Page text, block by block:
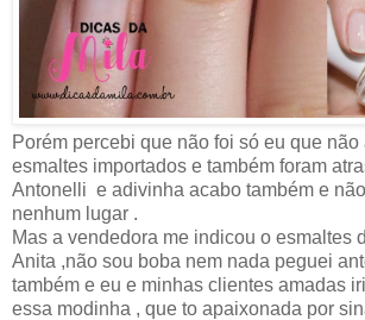
Porém percebi que não foi só eu que
esmaltes importados e também foram
Antonelli e adivinha acabo também e
nenhum lugar .
Mas a vendedora me indicou o esmaltes
Anita ,não sou boba nem nada peguei
também e eu e minhas clientes amadas
essa modinha , que to apaixonada por